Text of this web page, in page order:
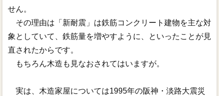
せん。
その理由は「新耐震」は鉄筋コンクリート建物を主な対
象としていて、鉄筋量を増やすように、といったことが見
直されたからです。
もちろん木造も見なおされてはいますが。
実は、木造家屋については1995年の阪神・淡路大震災